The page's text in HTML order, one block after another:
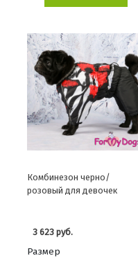
Комбинезон черно/
розовый для девочек
3 623 руб.
Размер